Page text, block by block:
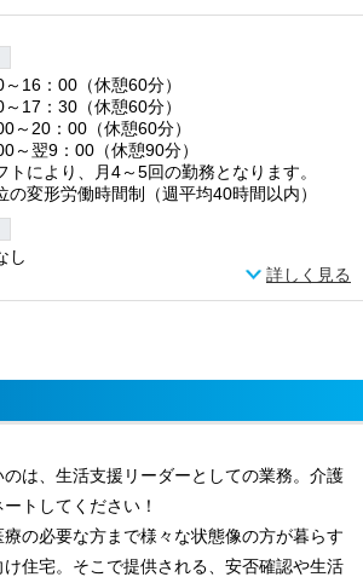
16：00（休憩60分）
17：30（休憩60分）
20：00（休憩60分）
翌9：00（休憩90分）
により、月4～5回の勤務となります。
変形労働時間制（週平均40時間以内）
し
詳しく見る
は、生活支援リーダーとしての業務。介護
トしてください！
の必要な方まで様々な状態像の方が暮らす
住宅。そこで提供される、安否確認や生活